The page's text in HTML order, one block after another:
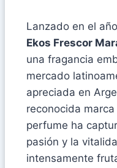
Lanzado en el
Ekos Frescor
una fragancia
mercado
apreciada en
reconocida
perfume ha
pasión y la
intensamente